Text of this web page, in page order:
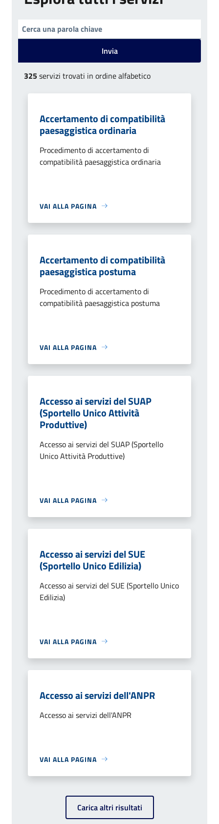
Invia
325servizi trovati in ordine alfabetico
Accertamento di compatibilità
paesaggistica ordinaria
Procedimento di accertamento di
compatibilità paesaggistica ordinaria
VAI ALLA PAGINA
Accertamento di compatibilità
paesaggistica postuma
Procedimento di accertamento di
compatibilità paesaggistica postuma
VAI ALLA PAGINA
Accesso ai servizi del SUAP
(Sportello Unico Attività
Produttive)
Accesso ai servizi del SUAP (Sportello
Unico Attività Produttive)
VAI ALLA PAGINA
Accesso ai servizi del SUE
(Sportello Unico Edilizia)
Accesso ai servizi del SUE (Sportello Unico
Edilizia)
VAI ALLA PAGINA
Accesso ai servizi dell'ANPR
Accesso ai servizi dell'ANPR
VAI ALLA PAGINA
Carica altri risultati